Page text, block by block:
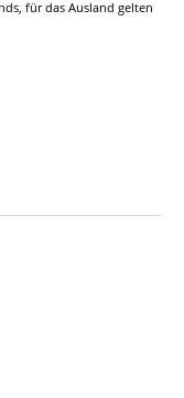
für das Ausland gelten